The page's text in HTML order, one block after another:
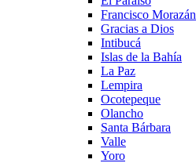
Francisco Morazán
Gracias a Dios
Intibucá
Islas de la Bahía
La Paz
Lempira
Ocotepeque
Olancho
Santa Bárbara
Valle
Yoro